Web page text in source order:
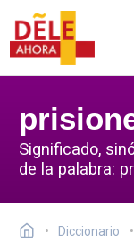
Significado,
de la palabra:
Diccionario